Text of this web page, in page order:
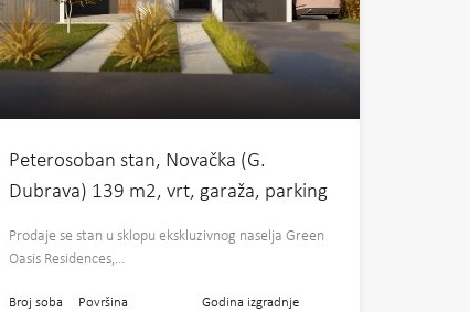
Peterosoban stan, Novačka (G.
Dubrava) 139 m2, vrt, garaža, parking
Prodaje se stan u sklopu ekskluzivnog naselja Green
Oasis Residences,…
Broj soba Površina Godina izgradnje